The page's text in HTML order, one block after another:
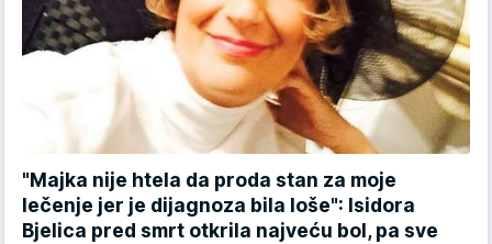
"Majka nije htela da proda stan za moje
lečenje jer je dijagnoza bila loše": Isidora
Bjelica pred smrt otkrila najveću bol, pa sve